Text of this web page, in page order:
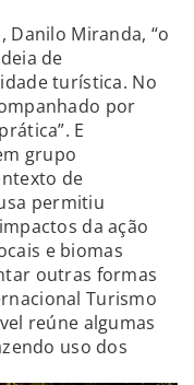
Danilo Miranda, “o
de
turística. No
por
E
grupo
de
permitiu
da ação
e biomas
outras formas
Turismo
reúne algumas
uso dos